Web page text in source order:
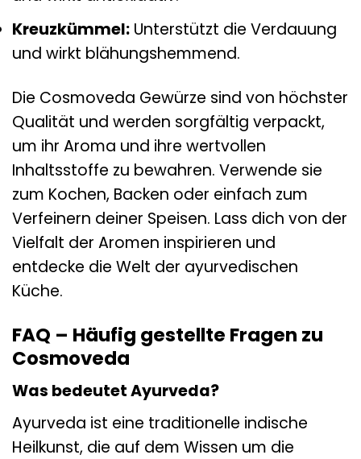
Kreuzkümmel: Unterstützt die Verdauung
und wirkt blähungshemmend.
Die Cosmoveda Gewürze sind von höchster
Qualität und werden sorgfältig verpackt,
um ihr Aroma und ihre wertvollen
Inhaltsstoffe zu bewahren. Verwende sie
zum Kochen, Backen oder einfach zum
Verfeinern deiner Speisen. Lass dich von der
Vielfalt der Aromen inspirieren und
entdecke die Welt der ayurvedischen
Küche.
FAQ – Häufig gestellte Fragen zu
Cosmoveda
Was bedeutet Ayurveda?
Ayurveda ist eine traditionelle indische
Heilkunst, die auf dem Wissen um die